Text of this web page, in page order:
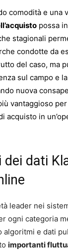
comodità e una
possa
stagionali
condotte da
del caso, ma
sul campo e
nuova
vantaggioso
acquisto in
dei dati
leader nei
ogni categoria
e dati
importanti